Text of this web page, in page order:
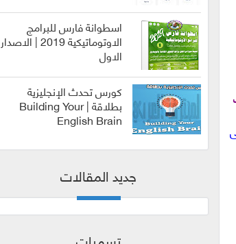
الربح من
الانترنت
اسطوانة فارس للبرامج
الاوتوماتيكية 2019 | الاصدار
الاول
كورسات
كورس تحدث الإنجليزية
بطلاقة | Building Your
English Brain
جديد المقالات